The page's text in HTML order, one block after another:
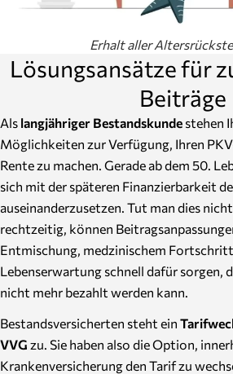
Erhalt aller
Lösungsansätze für
Beiträge
Als langjähriger Bestandskunde stehen
Möglichkeiten zur Verfügung, Ihren
Rente zu machen. Gerade ab dem 50.
sich mit der späteren Finanzierbarkeit
auseinanderzusetzen. Tut man dies
rechtzeitig, können
Entmischung, medzinischem
Lebenserwartung schnell dafür sorgen,
nicht mehr bezahlt werden kann.
Bestandsversicherten steht ein
VVG zu. Sie haben also die Option,
Krankenversicherung den Tarif zu